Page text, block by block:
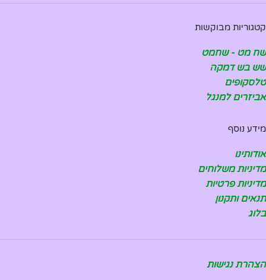
קטגוריות מבוקשות
שח מט - שחמט
שש בש דמקה
טלסקופים
אביזרים למנגל
מידע נוסף
אודותינו
מדיניות משלוחים
מדיניות פרטיות
תנאים ותקנון
בלוג
הצהרת נגישות